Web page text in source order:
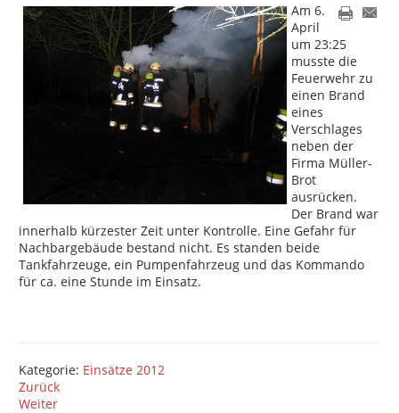
Am 6.
April
um 23:25
musste die
Feuerwehr zu
einen Brand
eines
Verschlages
neben der
Firma Müller-
Brot
ausrücken.
Der Brand war
innerhalb kürzester Zeit unter Kontrolle. Eine Gefahr für
Nachbargebäude bestand nicht. Es standen beide
Tankfahrzeuge, ein Pumpenfahrzeug und das Kommando
für ca. eine Stunde im Einsatz.
Kategorie: Einsätze 2012
Zurück
Weiter